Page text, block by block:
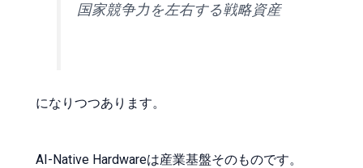
国家競争力を左右する戦略資産
になりつつあります。
AI-Native Hardwareは産業基盤そのものです。